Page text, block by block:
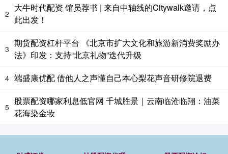
2
大牛时代配资 馆员荐书 | 来自中轴线的Citywalk邀请，点
此出发！
3
期货配资杠杆平台 《北京市扩大文化和旅游新消费奖励办
法》印发：支持“北京礼物”迭代升级
4 端盛康优配 借他人之声懂自己本心梨花声音研修院退费
5
股票配资哪家利息低官网 千城胜景｜云南临沧临翔：油菜
花海染金妆